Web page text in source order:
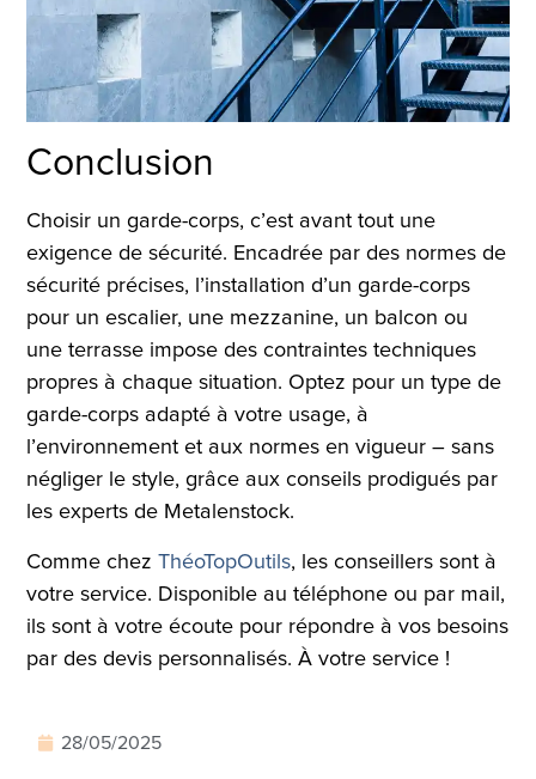
Conclusion
Choisir un garde-corps, c’est avant tout une
exigence de sécurité. Encadrée par des normes de
sécurité précises, l’installation d’un garde-corps
pour un escalier, une mezzanine, un balcon ou
une terrasse impose des contraintes techniques
propres à chaque situation. Optez pour un type de
garde-corps adapté à votre usage, à
l’environnement et aux normes en vigueur – sans
négliger le style, grâce aux conseils prodigués par
les experts de Metalenstock.
Comme chezThéoTopOutils, les conseillers sont à
votre service. Disponible au téléphone ou par mail,
ils sont à votre écoute pour répondre à vos besoins
par des devis personnalisés. À votre service !
28/05/2025